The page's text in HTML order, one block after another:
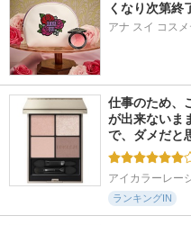
くなり次第終
アナ スイ コス
仕事のため、
が出来ないま
で、ダメだと
アイカラーレー
ランキングIN